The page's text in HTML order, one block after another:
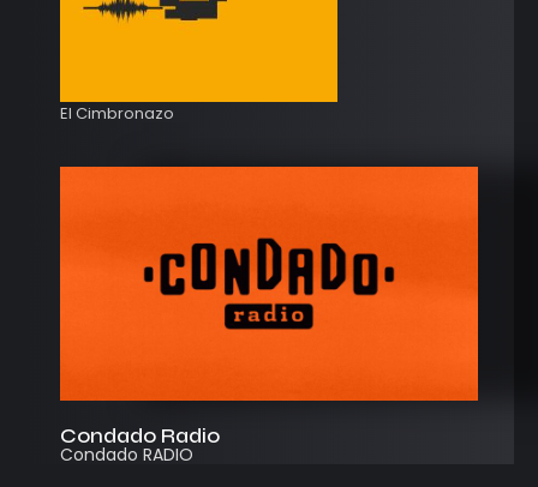
El Cimbronazo
Condado Radio
Condado RADIO